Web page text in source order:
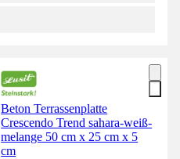
Beton Terrassenplatte
Crescendo Trend sahara-weiß-
melange 50 cm x 25 cm x 5
cm